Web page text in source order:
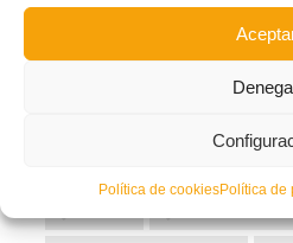
Política de cookiesPolítica de
relativos a esta línea de subvenciones, así
plazos en que deben cumplimentarse los
Resolucion-GVA-Subvenciones-a-clubes-no-profesionales-
Compartir